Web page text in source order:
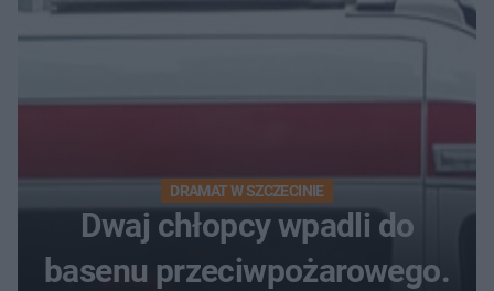
DRAMAT W SZCZECINIE
Dwaj chłopcy wpadli do
basenu przeciwpożarowego.